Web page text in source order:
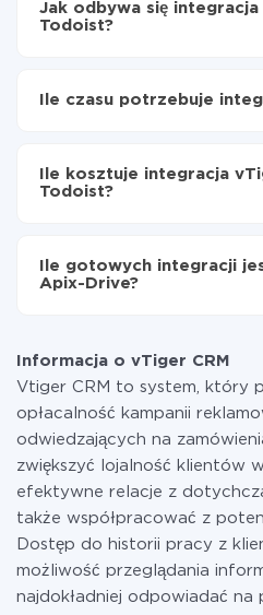
Jak odbywa się integracja
Todoist?
Todoist
vTiger CRM do Todoist
Ile czasu potrzebuje
od 5 do 30 minut.
minut.
Ile kosztuje integracja
Todoist?
Płacisz tylko za ilość danych,
przekazywana z jednego z
w razie potrzeby przełączyć
informacji otaryfach.
Ile gotowych integracji
Apix-Drive?
Informacja o vTiger CRM
Vtiger CRM to system, który
opłacalność kampanii
odwiedzających na
zwiększyć lojalność klientów
efektywne relacje z
także współpracować z
Dostęp do historii pracy z
możliwość przeglądania
najdokładniej odpowiadać